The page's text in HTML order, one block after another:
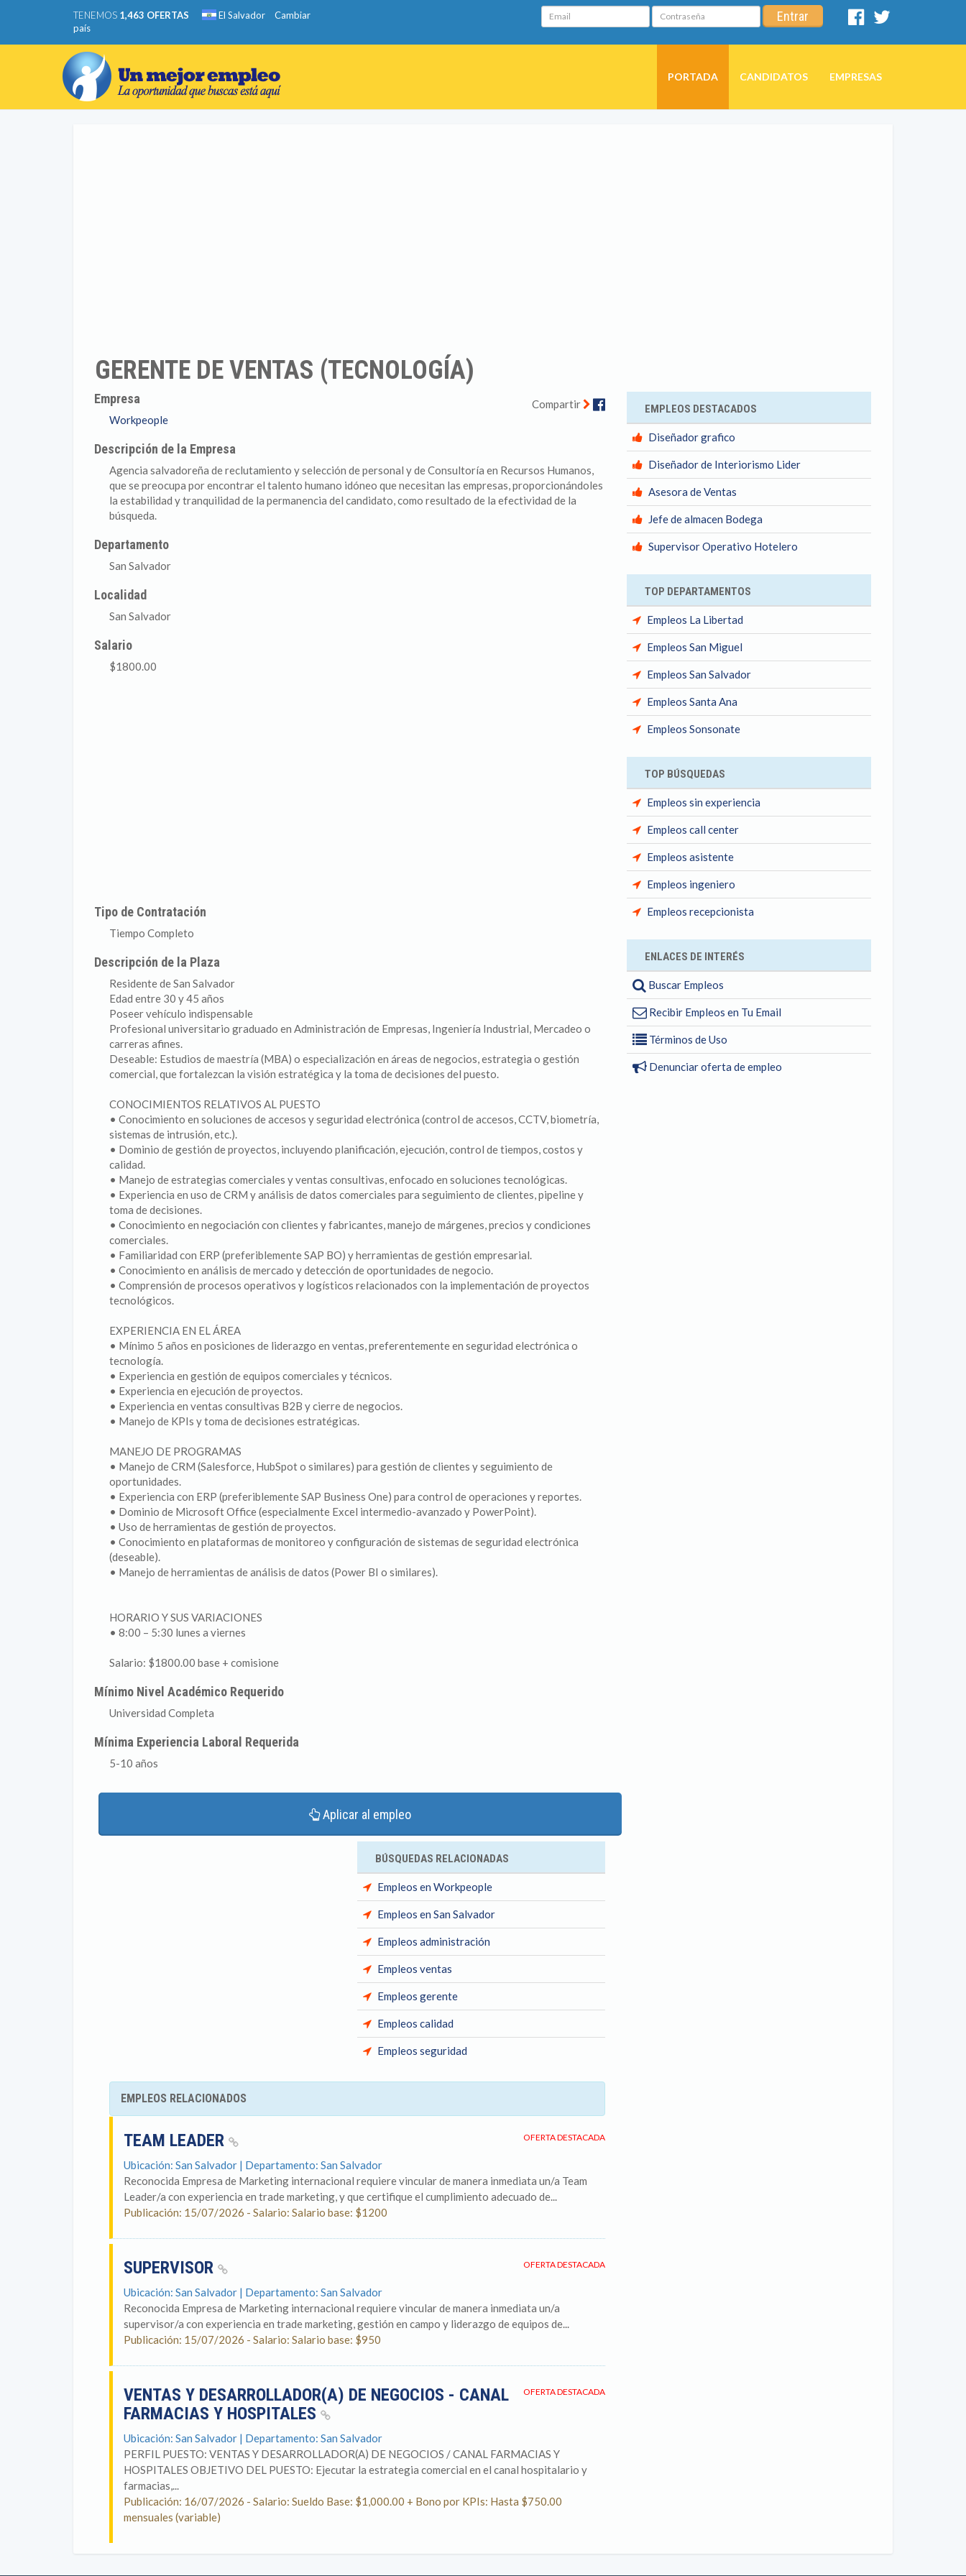
TENEMOS 1,463 OFERTAS El Salvador
Cambiar
país
Email Contraseña Entrar
Facebook
PORTADA CANDIDATOS EMPRESAS
GERENTE DE VENTAS (TECNOLOGÍA)
Compartir Facebook
Empresa
Workpeople
Descripción de la Empresa
Agencia salvadoreña de reclutamiento y selección de personal y de Consultoría en Recursos Humanos,
que se preocupa por encontrar el talento humano idóneo que necesitan las empresas, proporcionándoles
la estabilidad y tranquilidad de la permanencia del candidato, como resultado de la efectividad de la
búsqueda.
Departamento
San Salvador
Localidad
San Salvador
Salario
$1800.00
Tipo de Contratación
Tiempo Completo
Descripción de la Plaza
Residente de San Salvador
Edad entre 30 y 45 años
Poseer vehículo indispensable
Profesional universitario graduado en Administración de Empresas, Ingeniería Industrial, Mercadeo o
carreras afines.
Deseable: Estudios de maestría (MBA) o especialización en áreas de negocios, estrategia o gestión
comercial, que fortalezcan la visión estratégica y la toma de decisiones del puesto.
CONOCIMIENTOS RELATIVOS AL PUESTO
• Conocimiento en soluciones de accesos y seguridad electrónica (control de accesos, CCTV, biometría,
sistemas de intrusión, etc.).
• Dominio de gestión de proyectos, incluyendo planificación, ejecución, control de tiempos, costos y
calidad.
• Manejo de estrategias comerciales y ventas consultivas, enfocado en soluciones tecnológicas.
• Experiencia en uso de CRM y análisis de datos comerciales para seguimiento de clientes, pipeline y
toma de decisiones.
• Conocimiento en negociación con clientes y fabricantes, manejo de márgenes, precios y condiciones
comerciales.
• Familiaridad con ERP (preferiblemente SAP BO) y herramientas de gestión empresarial.
• Conocimiento en análisis de mercado y detección de oportunidades de negocio.
• Comprensión de procesos operativos y logísticos relacionados con la implementación de proyectos
tecnológicos.
EXPERIENCIA EN EL ÁREA
• Mínimo 5 años en posiciones de liderazgo en ventas, preferentemente en seguridad electrónica o
tecnología.
• Experiencia en gestión de equipos comerciales y técnicos.
• Experiencia en ejecución de proyectos.
• Experiencia en ventas consultivas B2B y cierre de negocios.
• Manejo de KPIs y toma de decisiones estratégicas.
MANEJO DE PROGRAMAS
• Manejo de CRM (Salesforce, HubSpot o similares) para gestión de clientes y seguimiento de
oportunidades.
• Experiencia con ERP (preferiblemente SAP Business One) para control de operaciones y reportes.
• Dominio de Microsoft Office (especialmente Excel intermedio-avanzado y PowerPoint).
• Uso de herramientas de gestión de proyectos.
• Conocimiento en plataformas de monitoreo y configuración de sistemas de seguridad electrónica
(deseable).
• Manejo de herramientas de análisis de datos (Power BI o similares).
HORARIO Y SUS VARIACIONES
• 8:00 – 5:30 lunes a viernes
Salario: $1800.00 base + comisione
Mínimo Nivel Académico Requerido
Universidad Completa
Mínima Experiencia Laboral Requerida
5-10 años
Aplicar al empleo
BÚSQUEDAS RELACIONADAS
Empleos en Workpeople
Empleos en San Salvador
Empleos administración
Empleos ventas
Empleos gerente
Empleos calidad
Empleos seguridad
EMPLEOS RELACIONADOS
OFERTA DESTACADA
TEAM LEADER
Ubicación: San Salvador | Departamento: San Salvador
Reconocida Empresa de Marketing internacional requiere vincular de manera inmediata un/a Team
Leader/a con experiencia en trade marketing, y que certifique el cumplimiento adecuado de...
Publicación: 15/07/2026 - Salario: Salario base: $1200
OFERTA DESTACADA
SUPERVISOR
Ubicación: San Salvador | Departamento: San Salvador
Reconocida Empresa de Marketing internacional requiere vincular de manera inmediata un/a
supervisor/a con experiencia en trade marketing, gestión en campo y liderazgo de equipos de...
Publicación: 15/07/2026 - Salario: Salario base: $950
OFERTA DESTACADA
VENTAS Y DESARROLLADOR(A) DE NEGOCIOS - CANAL
FARMACIAS Y HOSPITALES
Ubicación: San Salvador | Departamento: San Salvador
PERFIL PUESTO: VENTAS Y DESARROLLADOR(A) DE NEGOCIOS / CANAL FARMACIAS Y
HOSPITALES OBJETIVO DEL PUESTO: Ejecutar la estrategia comercial en el canal hospitalario y
farmacias,...
Publicación: 16/07/2026 - Salario: Sueldo Base: $1,000.00 + Bono por KPIs: Hasta $750.00
mensuales (variable)
EMPLEOS DESTACADOS
Diseñador grafico
Diseñador de Interiorismo Lider
Asesora de Ventas
Jefe de almacen Bodega
Supervisor Operativo Hotelero
TOP DEPARTAMENTOS
Empleos La Libertad
Empleos San Miguel
Empleos San Salvador
Empleos Santa Ana
Empleos Sonsonate
TOP BÚSQUEDAS
Empleos sin experiencia
Empleos call center
Empleos asistente
Empleos ingeniero
Empleos recepcionista
ENLACES DE INTERÉS
Buscar Empleos
Recibir Empleos en Tu Email
Términos de Uso
Denunciar oferta de empleo